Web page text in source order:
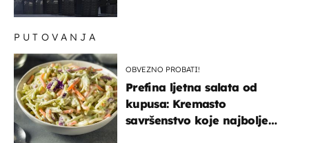
PUTOVANJA
OBVEZNO PROBATI!
Prefina ljetna salata od
kupusa: Kremasto
savršenstvo koje najbolje